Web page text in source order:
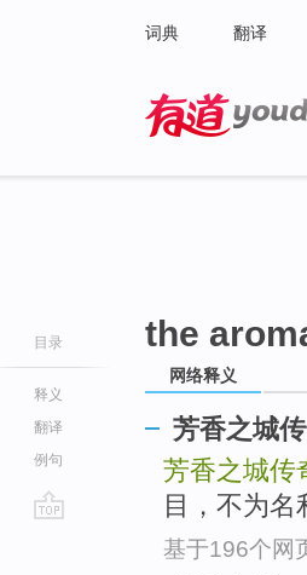
词典 翻译
目录
释义
翻译
例句
the
网络释义
芳香之城
芳香之城传
目，不为
基于196个网